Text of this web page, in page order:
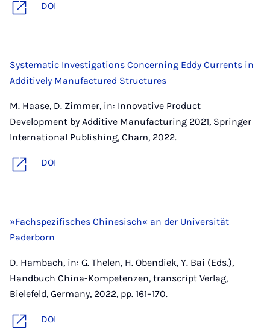
DOI
Systematic Investigations Concerning Eddy Currents in
Additively Manufactured Structures
M. Haase, D. Zimmer, in: Innovative Product
Development by Additive Manufacturing 2021, Springer
International Publishing, Cham, 2022.
DOI
»Fachspezifisches Chinesisch« an der Universität
Paderborn
D. Hambach, in: G. Thelen, H. Obendiek, Y. Bai (Eds.),
Handbuch China-Kompetenzen, transcript Verlag,
Bielefeld, Germany, 2022, pp. 161–170.
DOI